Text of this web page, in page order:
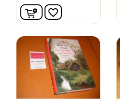
In winkelwagen
favorite_border